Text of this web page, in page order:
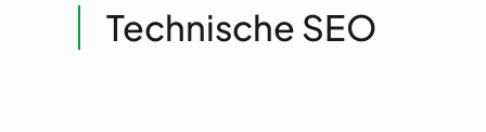
Technische SEO